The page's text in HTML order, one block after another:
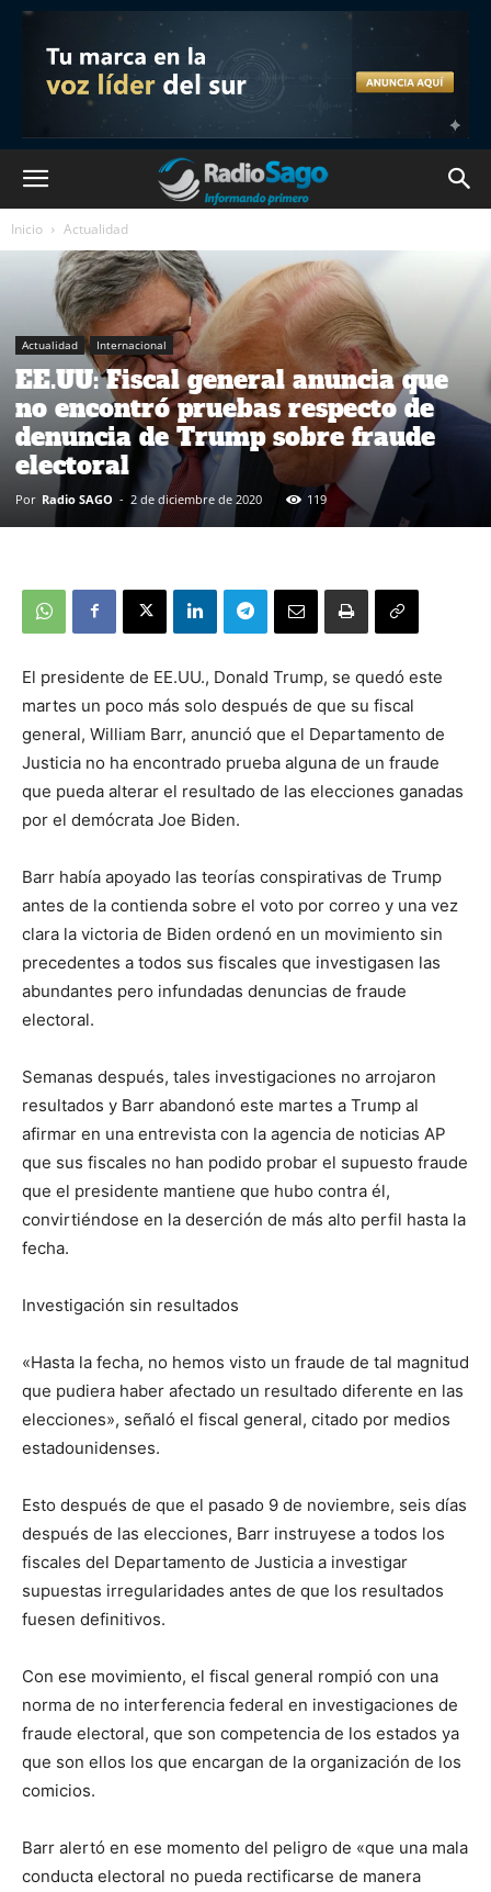
Inicio Actualidad
Actualidad Internacional
EE.UU: Fiscal general anuncia que
no encontró pruebas respecto de
denuncia de Trump sobre fraude
electoral
Por Radio SAGO - 2 de diciembre de 2020 119
El presidente de EE.UU., Donald Trump, se quedó este
martes un poco más solo después de que su fiscal
general, William Barr, anunció que el Departamento de
Justicia no ha encontrado prueba alguna de un fraude
que pueda alterar el resultado de las elecciones ganadas
por el demócrata Joe Biden.
Barr había apoyado las teorías conspirativas de Trump
antes de la contienda sobre el voto por correo y una vez
clara la victoria de Biden ordenó en un movimiento sin
precedentes a todos sus fiscales que investigasen las
abundantes pero infundadas denuncias de fraude
electoral.
Semanas después, tales investigaciones no arrojaron
resultados y Barr abandonó este martes a Trump al
afirmar en una entrevista con la agencia de noticias AP
que sus fiscales no han podido probar el supuesto fraude
que el presidente mantiene que hubo contra él,
convirtiéndose en la deserción de más alto perfil hasta la
fecha.
Investigación sin resultados
«Hasta la fecha, no hemos visto un fraude de tal magnitud
que pudiera haber afectado un resultado diferente en las
elecciones», señaló el fiscal general, citado por medios
estadounidenses.
Esto después de que el pasado 9 de noviembre, seis días
después de las elecciones, Barr instruyese a todos los
fiscales del Departamento de Justicia a investigar
supuestas irregularidades antes de que los resultados
fuesen definitivos.
Con ese movimiento, el fiscal general rompió con una
norma de no interferencia federal en investigaciones de
fraude electoral, que son competencia de los estados ya
que son ellos los que encargan de la organización de los
comicios.
Barr alertó en ese momento del peligro de «que una mala
conducta electoral no pueda rectificarse de manera